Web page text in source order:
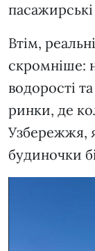
Втім,
скромніше:
водорості
ринки, де
Узбережжя,
будиночки